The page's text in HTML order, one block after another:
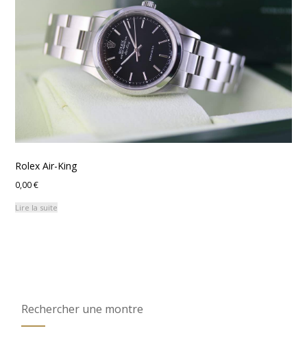
Rolex Air-King
0,00€
Lire la suite
Rechercher une montre